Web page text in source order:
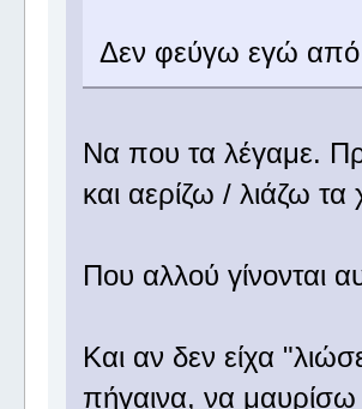
Δεν φεύγω εγώ από
Να που τα λέγαμε.
και αερίζω / λιάζω τα
Που αλλού γίνονται
Και αν δεν είχα
πήγαινα, να μαυρίσω